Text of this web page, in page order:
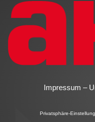
Impressum –
Privatsphäre-